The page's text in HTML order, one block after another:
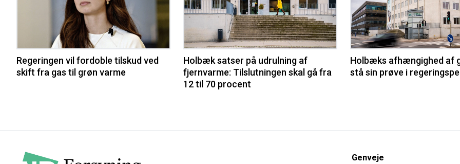
Regeringen vil fordoble tilskud ved
skift fra gas til grøn varme
Holbæk satser på udrulning af
fjernvarme: Tilslutningen skal gå fra
12 til 70 procent
Holbæks afhængighed af
stå sin prøve i
Genveje